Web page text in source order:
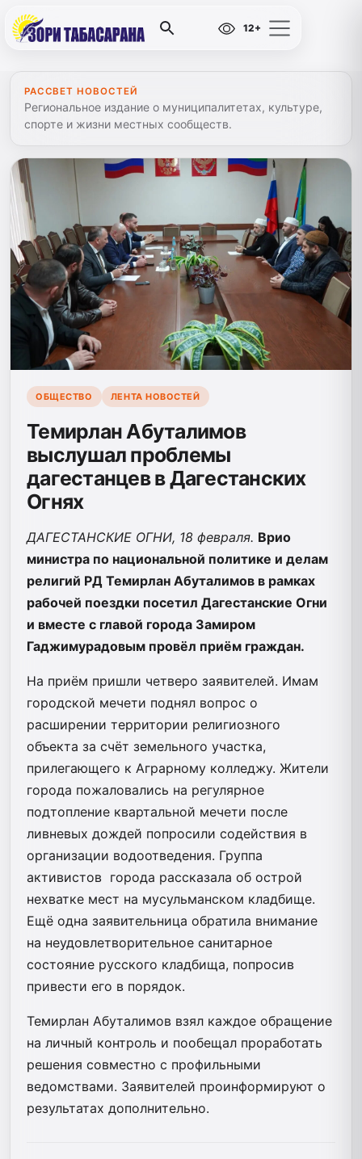
12+
РАССВЕТ НОВОСТЕЙ
Региональное издание о муниципалитетах, культуре,
спорте и жизни местных сообществ.
ОБЩЕСТВО ЛЕНТА НОВОСТЕЙ
Темирлан Абуталимов
выслушал проблемы
дагестанцев в Дагестанских
Огнях
ДАГЕСТАНСКИЕ ОГНИ, 18 февраля. Врио
министра по национальной политике и делам
религий РД Темирлан Абуталимов в рамках
рабочей поездки посетил Дагестанские Огни
и вместе с главой города Замиром
Гаджимурадовым провёл приём граждан.
На приём пришли четверо заявителей. Имам
городской мечети поднял вопрос о
расширении территории религиозного
объекта за счёт земельного участка,
прилегающего к Аграрному колледжу. Жители
города пожаловались на регулярное
подтопление квартальной мечети после
ливневых дождей попросили содействия в
организации водоотведения. Группа
активистов города рассказала об острой
нехватке мест на мусульманском кладбище.
Ещё одна заявительница обратила внимание
на неудовлетворительное санитарное
состояние русского кладбища, попросив
привести его в порядок.
Темирлан Абуталимов взял каждое обращение
на личный контроль и пообещал проработать
решения совместно с профильными
ведомствами. Заявителей проинформируют о
результатах дополнительно.